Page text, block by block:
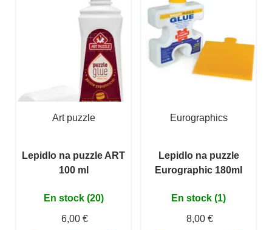
Art puzzle
Lepidlo na puzzle ART
100 ml
En stock (20)
6,00 €
Eurographics
Lepidlo na puzzle
Eurographic 180ml
En stock (1)
8,00 €